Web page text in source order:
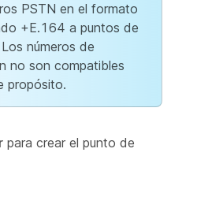
PSTN en el formato
+E.164 a puntos de
números de
no son compatibles
propósito.
para crear el punto de